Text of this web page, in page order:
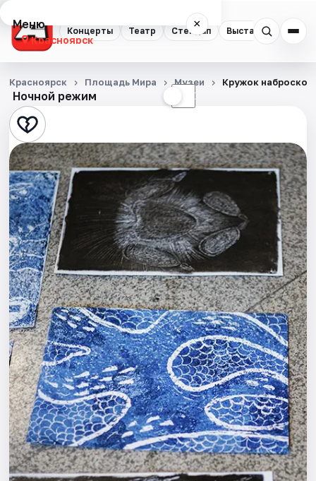
Концерты Театр Стендап Выставки
Меню ×
Красноярск
Концерты
Театр
Стендап
Выставки
Квесты
Экскурсии
Спорт
События
Города
Площадки
Артисты
Рейтинги
Ночной режим ☾
Красноярск Площадь Мира Музеи Кружок набросков